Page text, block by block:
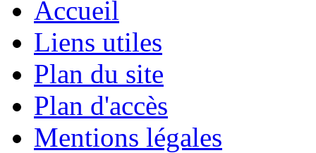
Accueil
Liens utiles
Plan du site
Plan d'accès
Mentions légales